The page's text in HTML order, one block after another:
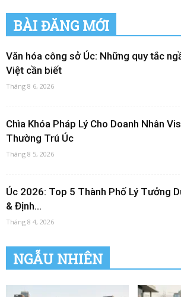
BÀI ĐĂNG MỚI
Văn hóa công sở Úc: Những quy tắc
Việt cần biết
Tháng 8 6, 2026
Chìa Khóa Pháp Lý Cho Doanh Nhân
Thường Trú Úc
Tháng 8 5, 2026
Úc 2026: Top 5 Thành Phố Lý Tưởng
& Định...
Tháng 8 4, 2026
NGẪU NHIÊN